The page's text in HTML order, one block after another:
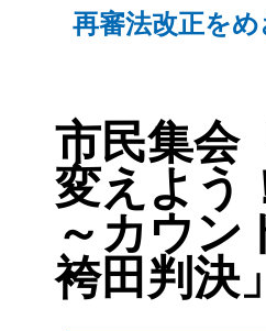
再審法改正を
市民集会
変えよう
～カウン
袴田判決」